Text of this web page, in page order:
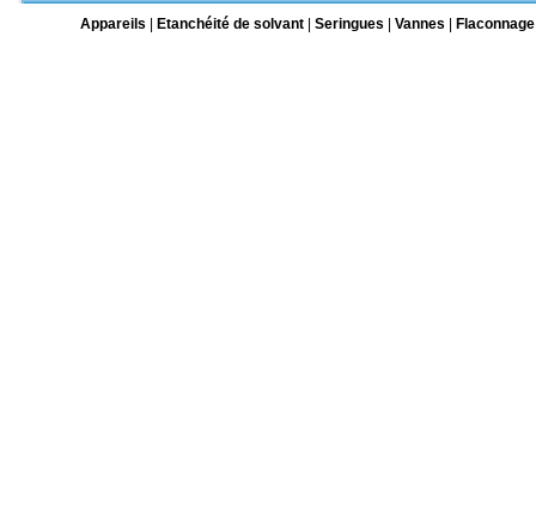
Appareils
Etanchéité de solvant Seringues Vannes Flaconnage